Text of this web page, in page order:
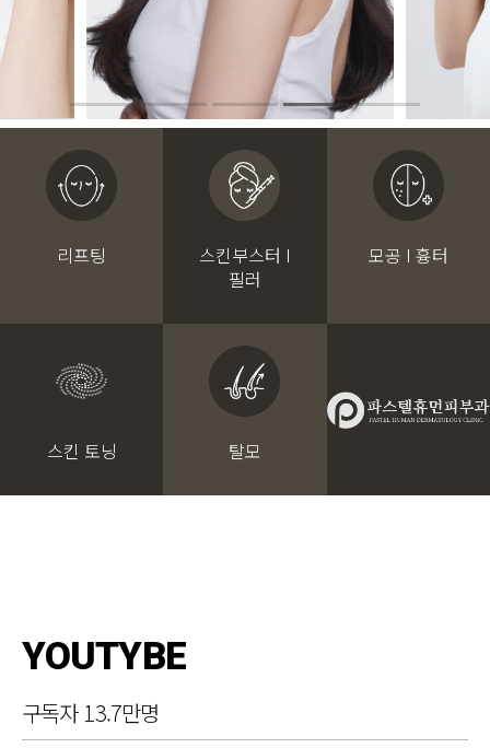
리프팅
스킨부스터 I
필러
모공 I 흉터
스킨 토닝 탈모
YOUTYBE
구독자 13.7만명